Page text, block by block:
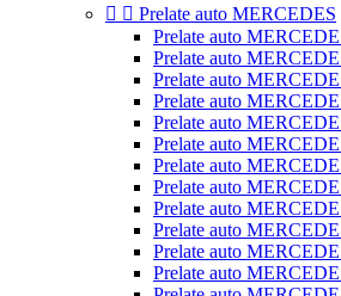
  Prelate auto MERCEDES
Prelate auto
Prelate auto
Prelate auto
Prelate auto
Prelate auto
Prelate auto
Prelate auto
Prelate auto
Prelate auto
Prelate auto
Prelate auto
Prelate auto